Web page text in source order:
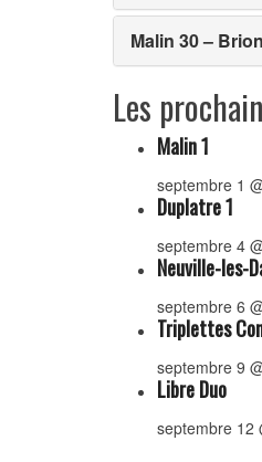
Malin 30 –
Les
Malin 1
septembre 1
Duplatre 1
septembre 4
Neuville-les-
septembre 6
Triplettes
septembre 9
Libre Duo
septembre 12